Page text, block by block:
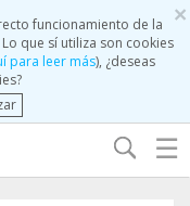
×
funcionamiento de la
que sí utiliza son cookies
para leer más), ¿deseas
☰